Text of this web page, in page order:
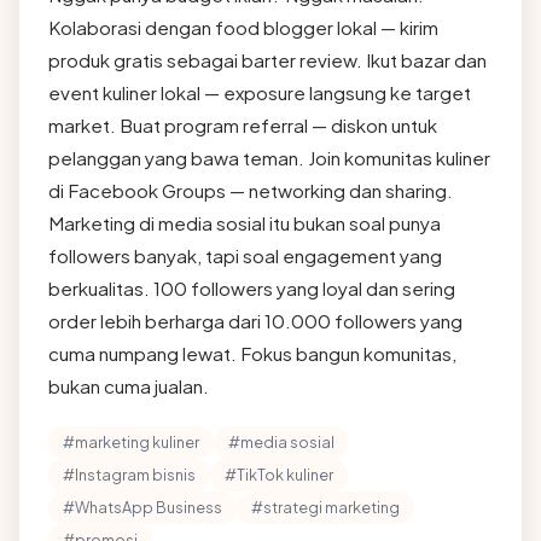
Kolaborasi dengan food blogger lokal — kirim
produk gratis sebagai barter review. Ikut bazar dan
event kuliner lokal — exposure langsung ke target
market. Buat program referral — diskon untuk
pelanggan yang bawa teman. Join komunitas kuliner
di Facebook Groups — networking dan sharing.
Marketing di media sosial itu bukan soal punya
followers banyak, tapi soal engagement yang
berkualitas. 100 followers yang loyal dan sering
order lebih berharga dari 10.000 followers yang
cuma numpang lewat. Fokus bangun komunitas,
bukan cuma jualan.
#marketing kuliner
#media sosial
#Instagram bisnis
#TikTok kuliner
#WhatsApp Business
#strategi marketing